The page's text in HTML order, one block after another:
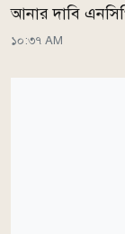
আনার দাবি
১০:৩৭ AM